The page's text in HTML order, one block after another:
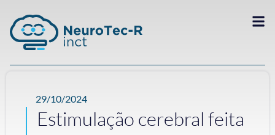
29/10/2024
Estimulação cerebral feita